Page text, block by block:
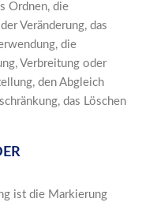
Ordnen, die
Veränderung, das
die
Verbreitung oder
den Abgleich
das Löschen
ist die Markierung